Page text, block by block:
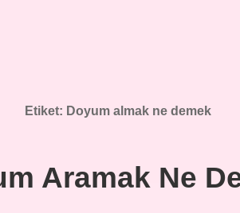
Etiket: Doyum almak ne demek
Aramak Ne